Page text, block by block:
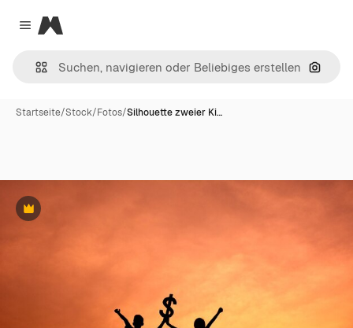
Close menu
Magnific
Nach
Startseite/Stock/Fotos/Silhouette zweier Ki…
Premium